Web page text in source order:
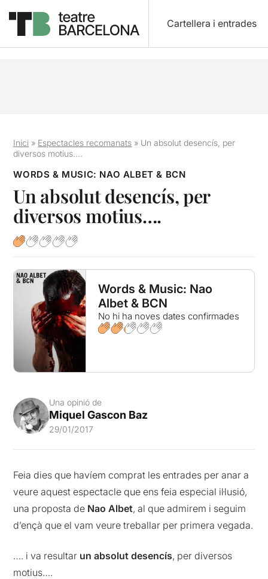
Cartellera i entrades
Inici » Espectacles recomanats » Un absolut desencís, per
diversos motius….
WORDS & MUSIC: NAO ALBET & BCN
Un absolut desencís, per
diversos motius….
Words & Music: Nao
Albet & BCN
No hi ha noves dates confirmades
Una opinió de
Miquel Gascon Baz
29/01/2017
Feia dies que havíem comprat les entrades per anar a
veure aquest espectacle que ens feia especial il·lusió,
una proposta de Nao Albet, al que admirem i seguim
d’ençà que el vam veure treballar per primera vegada.
…. i va resultar un absolut desencís, per diversos
motius….